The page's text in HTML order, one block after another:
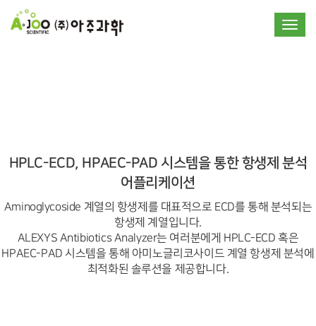
HPLC-ECD, HPAEC-PAD 시스템을 통한 항생제 분석
어플리케이션
Aminoglycoside 계열의 항생제를 대표적으로 ECD를 통해 분석되는
항생제 계열입니다.
ALEXYS Antibiotics Analyzer는 여러분에게 HPLC-ECD 혹은
HPAEC-PAD 시스템을 통해 아미노글리코사이드 계열 항생제 분석에
최적화된 솔루션을 제공합니다.